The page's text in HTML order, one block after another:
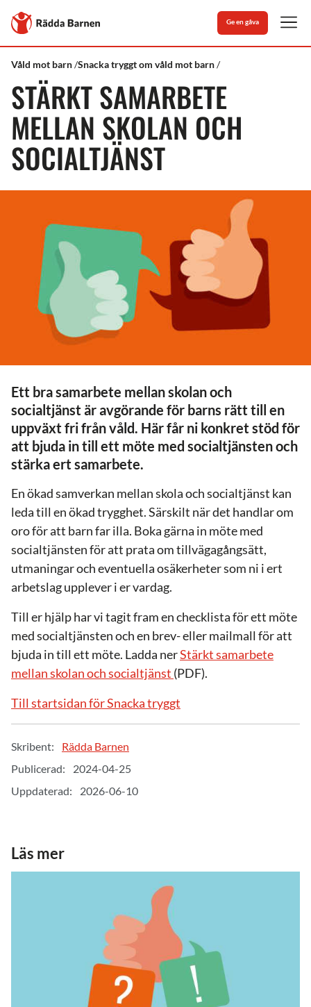
Till
Rädda
Barnens
Ge en gåva
Rädda
Stöd
kunskap
Våld mot barn Snacka tryggt om våld mot barn
Stärkt
mellan
skolan
och
socialtjänst
STÄRKT SAMARBETE
MELLAN SKOLAN OCH
SOCIALTJÄNST
Ett bra samarbete mellan skolan och
socialtjänst är avgörande för barns rätt till en
uppväxt fri från våld. Här får ni konkret stöd för
att bjuda in till ett möte med socialtjänsten och
stärka ert samarbete.
En ökad samverkan mellan skola och socialtjänst kan
leda till en ökad trygghet. Särskilt när det handlar om
oro för att barn far illa. Boka gärna in möte med
socialtjänsten för att prata om tillvägagångsätt,
utmaningar och eventuella osäkerheter som ni i ert
arbetslag upplever i er vardag.
Till er hjälp har vi tagit fram en checklista för ett möte
med socialtjänsten och en brev- eller mailmall för att
bjuda in till ett möte. Ladda nerStärkt samarbete
mellan skolan och socialtjänst (PDF).
Till startsidan för Snacka tryggt
Skribent:
Rädda Barnen
Publicerad:
2024-04-25
Uppdaterad:
2026-06-10
Läs mer